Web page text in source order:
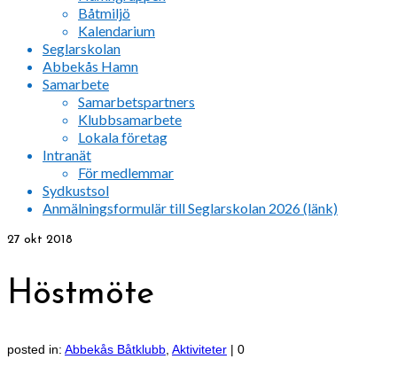
Båtmiljö
Kalendarium
Seglarskolan
Abbekås Hamn
Samarbete
Samarbetspartners
Klubbsamarbete
Lokala företag
Intranät
För medlemmar
Sydkustsol
Anmälningsformulär till Seglarskolan 2026 (länk)
27 okt 2018
Höstmöte
posted in: Abbekås Båtklubb Aktiviteter | 0